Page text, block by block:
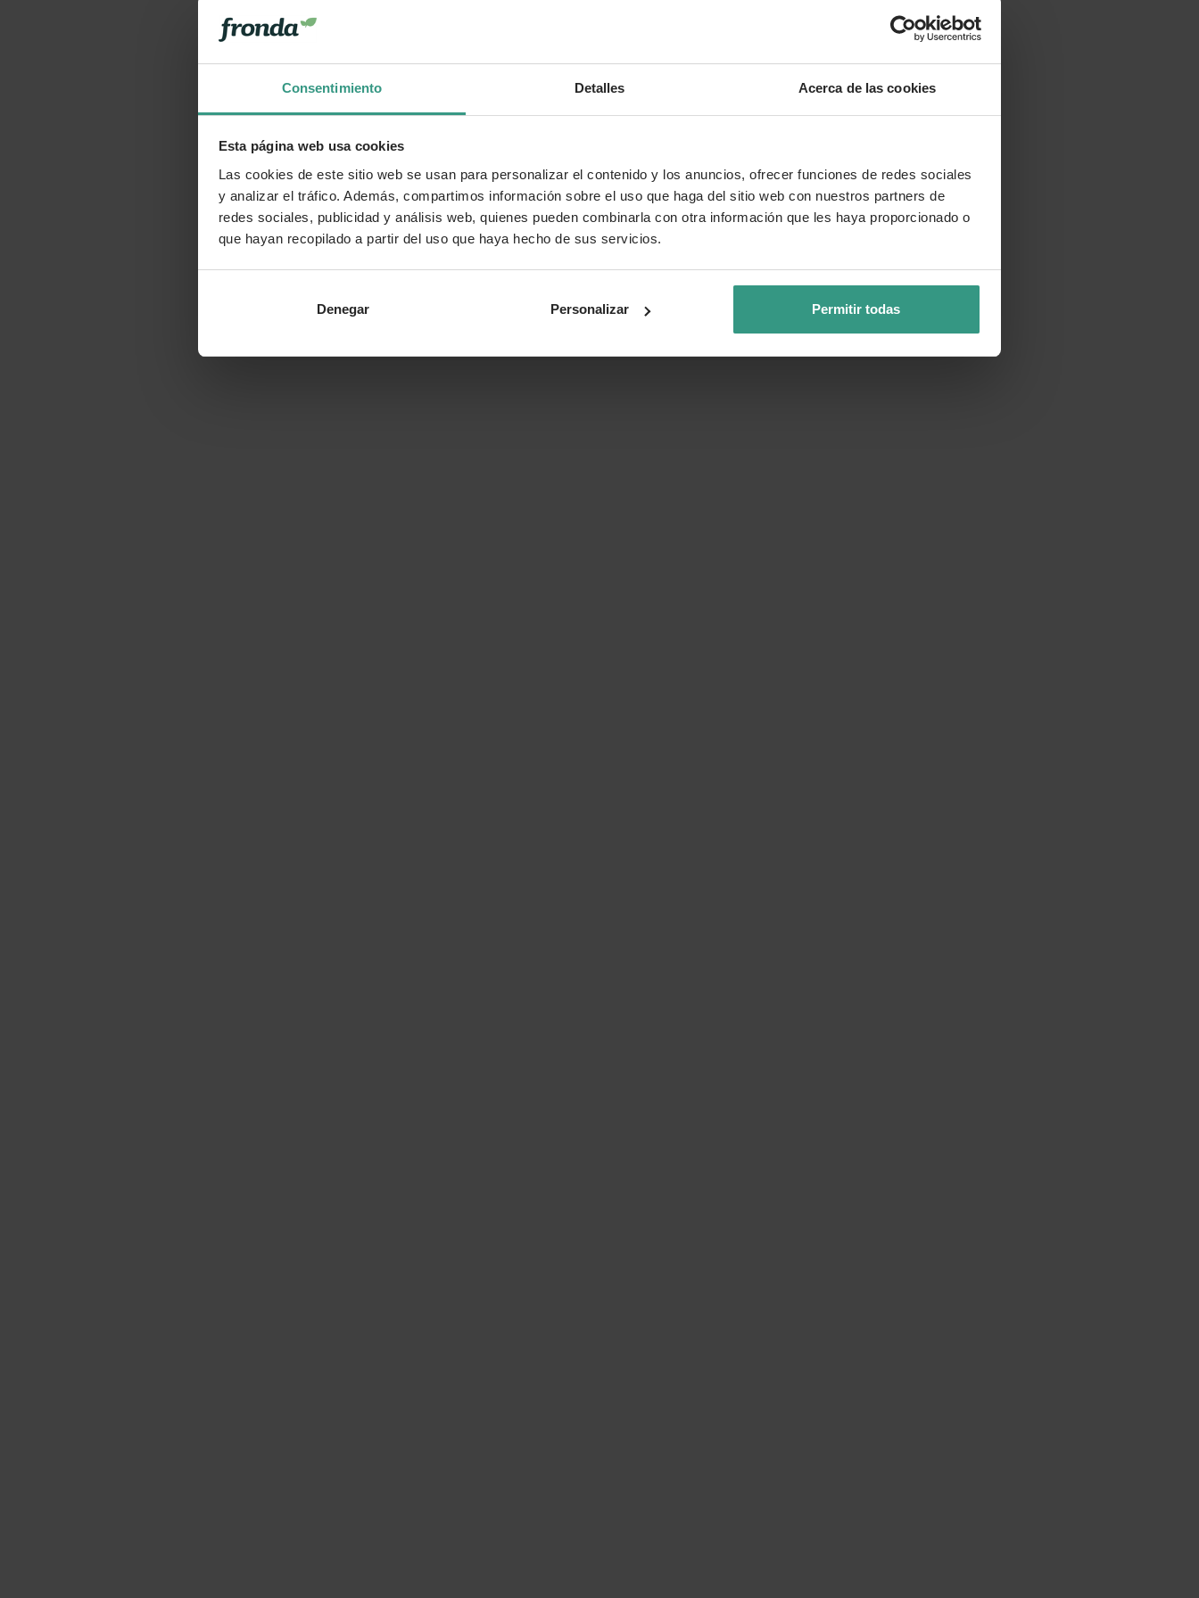
Consentimiento Detalles Acerca de las cookies
Esta página web usa cookies
Las cookies de este sitio web se usan para personalizar el contenido y los anuncios, ofrecer funciones de redes sociales
y analizar el tráfico. Además, compartimos información sobre el uso que haga del sitio web con nuestros partners de
redes sociales, publicidad y análisis web, quienes pueden combinarla con otra información que les haya proporcionado o
que hayan recopilado a partir del uso que haya hecho de sus servicios.
Denegar Personalizar Permitir todas